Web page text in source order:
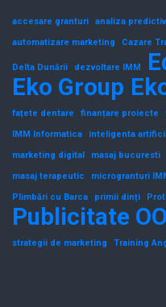
accesare granturi analiza
automatizare marketing
Cazare
Delta Dunării dezvoltare IMM
Eko Group
fațete dentare
finanțare proiecte
IMM Informatica
inteligenta
marketing digital
masaj bucuresti
masaj terapeutic
microgranturi
Plimbări cu Barca
primii dinți
Publicitate
strategii de marketing
Training